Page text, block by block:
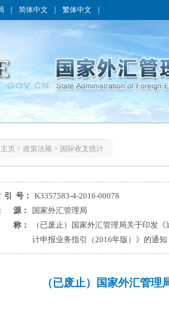
简体中文 繁体中文
主页> 政策法规> 国际收支统计
引 号：
K3357583-4-2016-00078
源：
国家外汇管理局
称：
（已废止）国家外汇管理局关于印发
计申报业务指引（2016年版）》的通知
（已废止）国家外汇管